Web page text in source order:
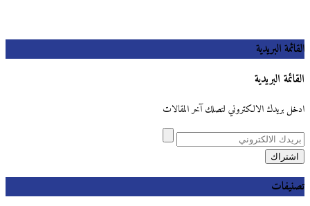
القائمة البريدية
القائمة البريدية
ادخل بريدك الالكتروني لتصلك آخر المقالات
تصنيفات